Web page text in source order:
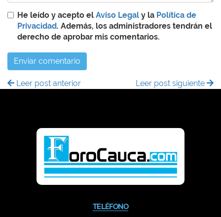
He leído y acepto el Aviso Legal y la Política de
Privacidad. Además, los administradores tendrán el
derecho de aprobar mis comentarios.
Enviar comentario
Leer post anterior Leer post siguiente
TELÉFONO